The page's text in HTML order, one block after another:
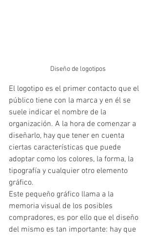
Diseño de logotipos
El logotipo es el primer contacto que el
público tiene con la marca y en él se
suele indicar el nombre de la
organización. A la hora de comenzar a
diseñarlo, hay que tener en cuenta
ciertas características que puede
adoptar como los colores, la forma, la
tipografía y cualquier otro elemento
gráfico.
Este pequeño gráfico llama a la
memoria visual de los posibles
compradores, es por ello que el diseño
del mismo es tan importante: hay que